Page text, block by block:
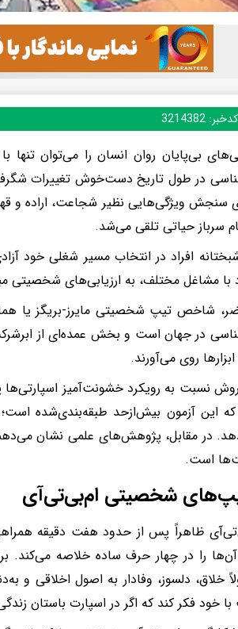
کدخبر:3214382
بی‌پایان روان انسان را می‌توان
در طول تاریخ دست‌خوش تغییرات شگرفی
سنجش ویژگی‌هایی نظیر شجاعت، اراده و
سرباز حیاتی تلقی می‌شد.
افراد در انتخاب مسیر شغلی خود
مشاغل مختلف، به ارزیابی‌های شخصیتی
در جهان است و بخش عمده‌ای از
روی می‌آورند.
نسبت به رویکرد خشونت‌آمیز
که این آزمون بیش‌‌ازحد طبقه‌بندی‌شده
در مقابل، پژوهش‌های علمی نشان
است.
شخصیتی ام‌بی‌تی‌آی
ظاهراً پس از حدود هفت دقیقه
خلاق، دلسوز، وفادار به اصول اخلاقی
خود فکر کند که اگر در اسپارت باستان